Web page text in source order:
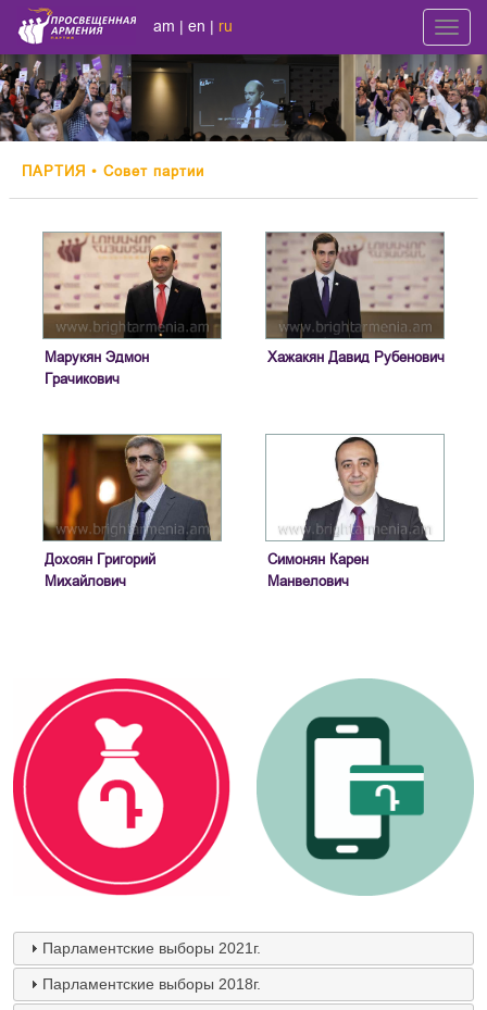
am | en | ru
ПАРТИЯ • Совет партии
Марукян Эдмон
Грачикович
Хажакян Давид Рубенович
Дохоян Григорий
Михайлович
Симонян Карен
Манвелович
Парламентские выборы 2021г.
Парламентские выборы 2018г.